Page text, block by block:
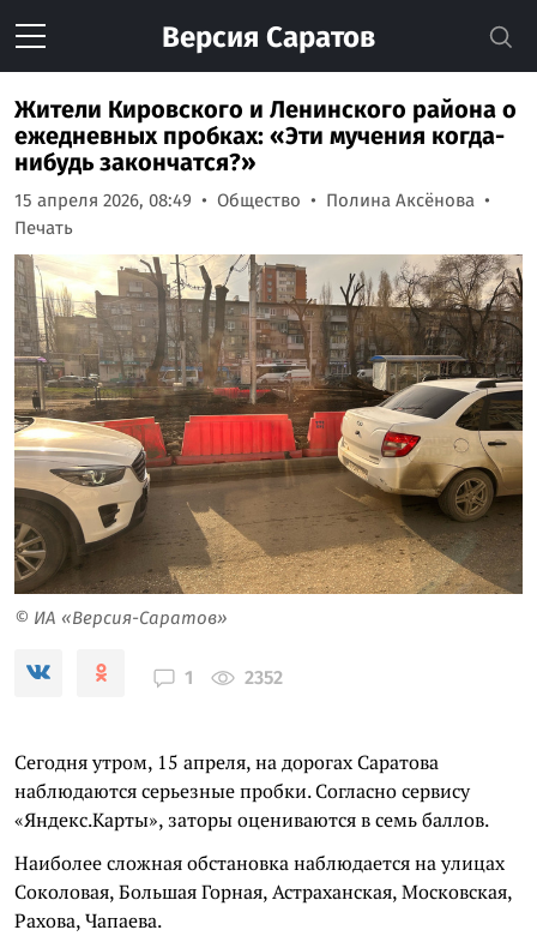
Версия Саратов
Жители Кировского и Ленинского района о
ежедневных пробках: «Эти мучения когда-
нибудь закончатся?»
15 апреля 2026, 08:49 Общество
Полина Аксёнова
Печать
© ИА «Версия-Саратов»
1 2352
Сегодня утром, 15 апреля, на дорогах Саратова
наблюдаются серьезные пробки. Согласно сервису
«Яндекс.Карты», заторы оцениваются в семь баллов.
Наиболее сложная обстановка наблюдается на улицах
Соколовая, Большая Горная, Астраханская, Московская,
Рахова, Чапаева.